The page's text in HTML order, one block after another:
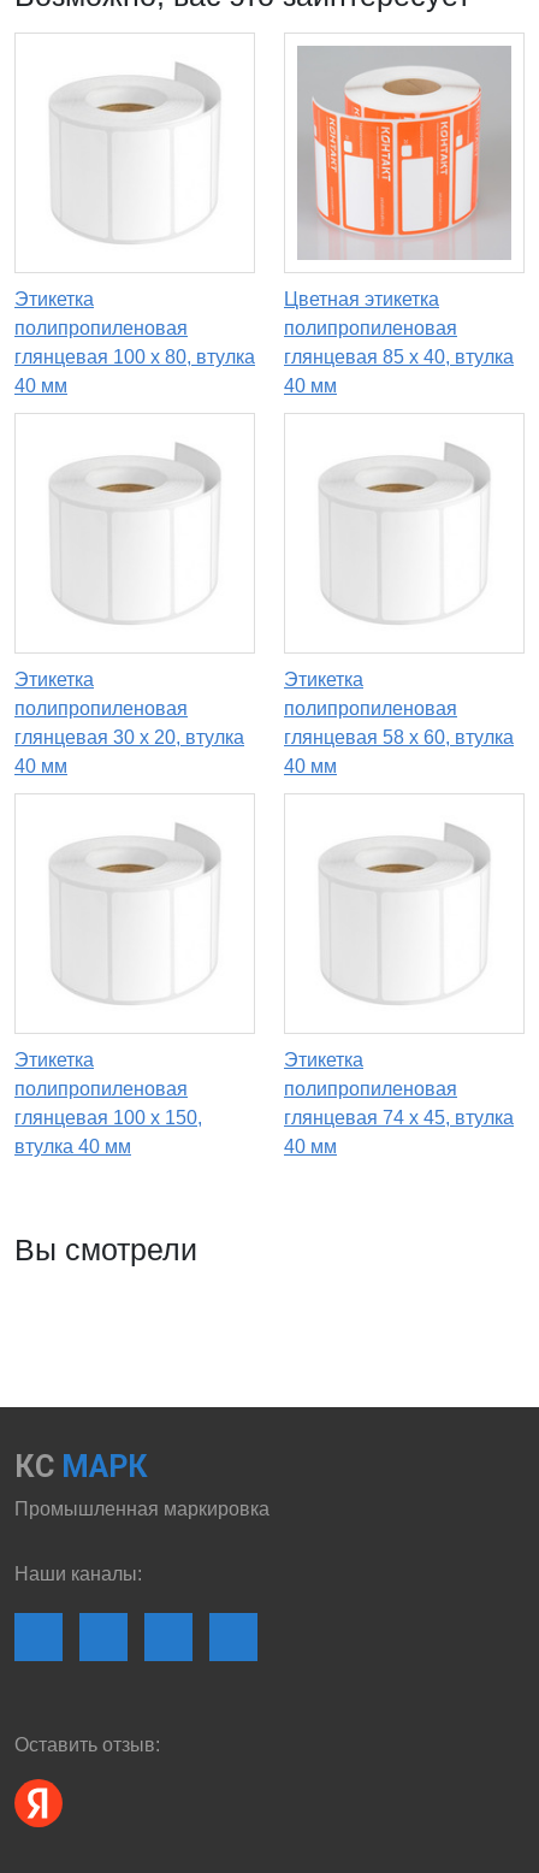
Этикетка
полипропиленовая
глянцевая 100 x 80, втулка
40 мм
Цветная этикетка
полипропиленовая
глянцевая 85 x 40, втулка
40 мм
Этикетка
полипропиленовая
глянцевая 30 x 20, втулка
40 мм
Этикетка
полипропиленовая
глянцевая 58 x 60, втулка
40 мм
Этикетка
полипропиленовая
глянцевая 100 x 150,
втулка 40 мм
Этикетка
полипропиленовая
глянцевая 74 x 45, втулка
40 мм
Вы смотрели
КС МАРК
Промышленная маркировка
Наши каналы:
Оставить отзыв: